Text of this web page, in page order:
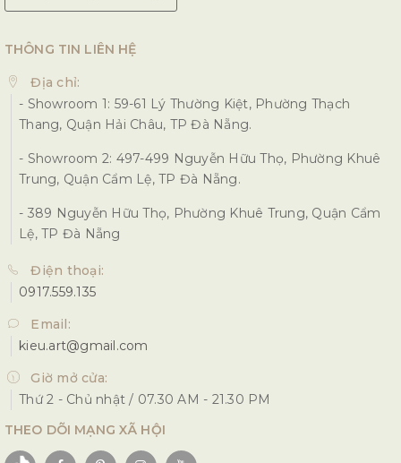
THÔNG TIN LIÊN HỆ
Địa chỉ:
- Showroom 1: 59-61 Lý Thường Kiệt, Phường Thạch
Thang, Quận Hải Châu, TP Đà Nẵng.
- Showroom 2: 497-499 Nguyễn Hữu Thọ, Phường Khuê
Trung, Quận Cẩm Lệ, TP Đà Nẵng.
- 389 Nguyễn Hữu Thọ, Phường Khuê Trung, Quận Cẩm
Lệ, TP Đà Nẵng
Điện thoại:
0917.559.135
Email:
kieu.art@gmail.com
Giờ mở cửa:
Thứ 2 - Chủ nhật / 07.30 AM - 21.30 PM
THEO DÕI MẠNG XÃ HỘI